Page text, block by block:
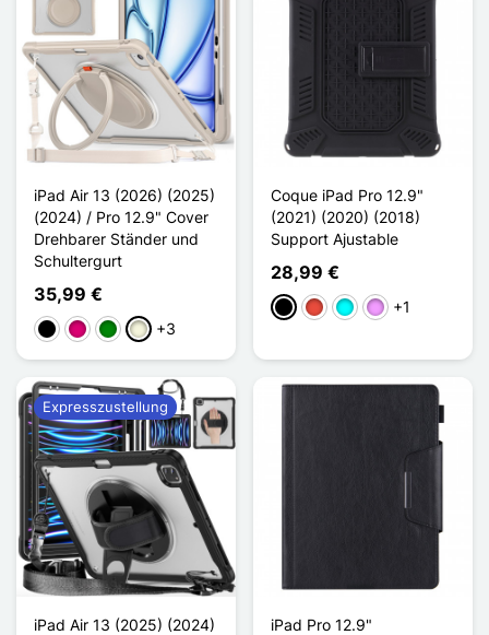
iPad Air 13 (2026) (2025)
(2024) / Pro 12.9" Cover
Drehbarer Ständer und
Schultergurt
35,99 €
SchwarzMagenta
GrünBeige
+3
Coque iPad Pro 12.9"
(2021) (2020) (2018)
Support Ajustable
28,99 €
Schwarz
Rot CyanHellviolett
+1
iPad Air 13 (2025) (2024)
Expresszustellung
iPad Pro 12.9"